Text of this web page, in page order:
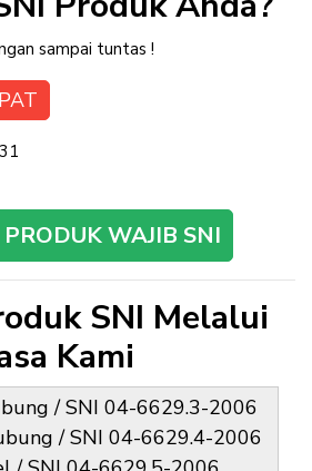
sampai tuntas !
WAJIB SNI
SNI Melalui
Kami
/ SNI 04-6629.3-2006
/ SNI 04-6629.4-2006